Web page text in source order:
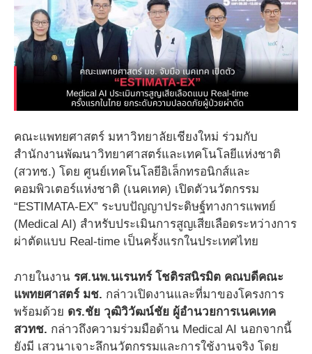
คณะแพทยศาสตร์ มหาวิทยาลัยเชียงใหม่ ร่วมกับ
สำนักงานพัฒนาวิทยาศาสตร์และเทคโนโลยีแห่งชาติ
(สวทช.) โดย ศูนย์เทคโนโลยีอิเล็กทรอนิกส์และ
คอมพิวเตอร์แห่งชาติ (เนคเทค) เปิดตัวนวัตกรรม
“ESTIMATA-EX” ระบบปัญญาประดิษฐ์ทางการแพทย์
(Medical AI) สำหรับประเมินการสูญเสียเลือดระหว่างการ
ผ่าตัดแบบ Real-time เป็นครั้งแรกในประเทศไทย
ภายในงาน รศ.นพ.นเรนทร์ โชติรสนิรมิต คณบดีคณะ
แพทยศาสตร์ มช. กล่าวเปิดงานและที่มาของโครงการ
พร้อมด้วย ดร.ชัย วุฒิวิวัฒน์ชัย ผู้อำนวยการเนคเทค
สวทช. กล่าวถึงความร่วมมือด้าน Medical AI นอกจากนี้
ยังมี เสวนาเจาะลึกนวัตกรรมและการใช้งานจริง โดย